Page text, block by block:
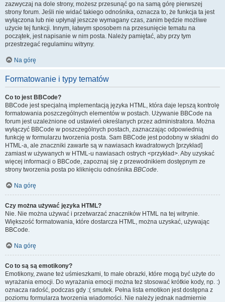
zazwyczaj na dole strony, możesz przesunąć go na samą górę pierwszej
strony forum. Jeśli nie widać takiego odnośnika, oznacza to, że funkcja ta jest
wyłączona lub nie upłynął jeszcze wymagany czas, zanim będzie możliwe
użycie tej funkcji. Innym, łatwym sposobem na przesunięcie tematu na
początek, jest napisanie w nim posta. Należy pamiętać, aby przy tym
przestrzegać regulaminu witryny.
Na górę
Formatowanie i typy tematów
Co to jest BBCode?
BBCode jest specjalną implementacją języka HTML, która daje lepszą kontrolę
formatowania poszczególnych elementów w postach. Używanie BBCode na
forum jest uzależnione od ustawień określanych przez administratora. Można
wyłączyć BBCode w poszczególnych postach, zaznaczając odpowiednią
funkcję w formularzu tworzenia posta. Sam BBCode jest podobny w składni do
HTML-a, ale znaczniki zawarte są w nawiasach kwadratowych [przykład]
zamiast w używanych w HTML-u nawiasach ostrych <przykład>. Aby uzyskać
więcej informacji o BBCode, zapoznaj się z przewodnikiem dostępnym ze
strony tworzenia posta po kliknięciu odnośnika BBCode.
Na górę
Czy można używać języka HTML?
Nie. Nie można używać i przetwarzać znaczników HTML na tej witrynie.
Większość formatowania, które dostarcza HTML, można uzyskać, używając
BBCode.
Na górę
Co to są są emotikony?
Emotikony, zwane też uśmieszkami, to małe obrazki, które mogą być użyte do
wyrażania emocji. Do wyrażania emocji można też stosować krótkie kody, np. :)
oznacza radość, podczas gdy :( smutek. Pełna lista emotikon jest dostępna z
poziomu formularza tworzenia wiadomości. Nie należy jednak nadmiernie